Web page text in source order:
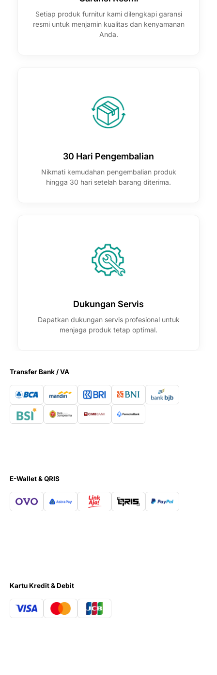
Setiap produk furnitur kami dilengkapi garansi
resmi untuk menjamin kualitas dan kenyamanan
Anda.
30 Hari Pengembalian
Nikmati kemudahan pengembalian produk
hingga 30 hari setelah barang diterima.
Dukungan Servis
Dapatkan dukungan servis profesional untuk
menjaga produk tetap optimal.
Transfer Bank / VA
E-Wallet & QRIS
Kartu Kredit & Debit